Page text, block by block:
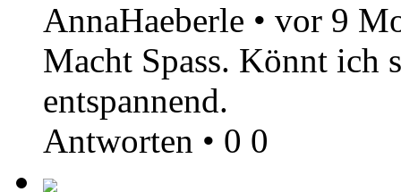
AnnaHaeberle • vor 9
Macht Spass. Könnt ich
entspannend.
Antworten • 0 0